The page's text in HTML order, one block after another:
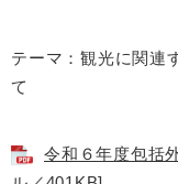
テーマ：観光に関連
て
令和６年度包括